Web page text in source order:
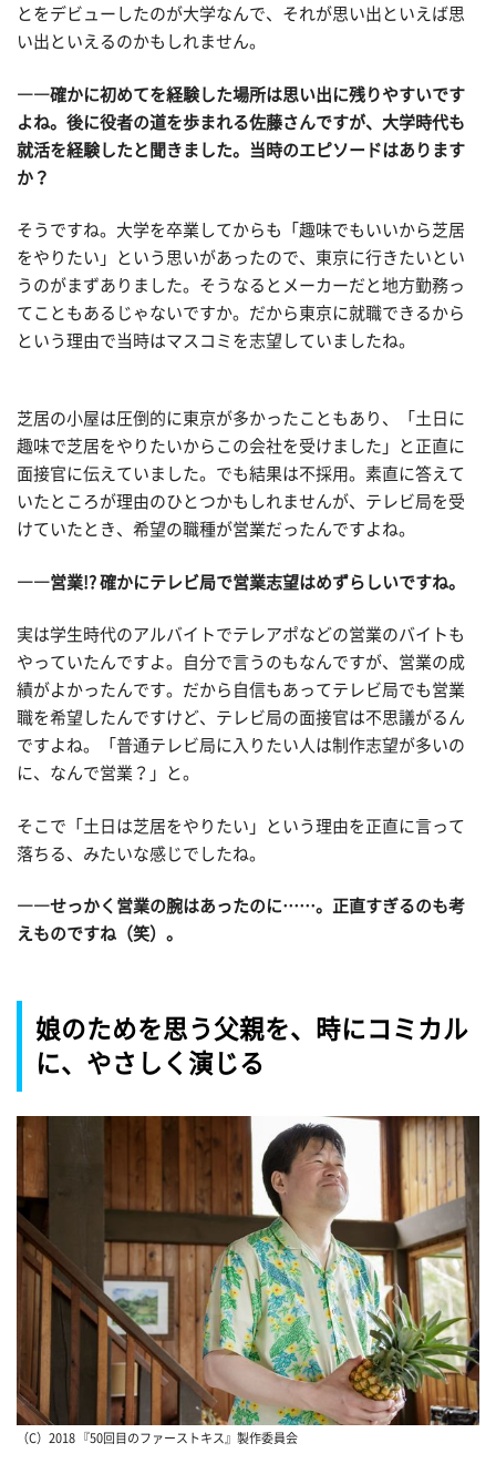
とをデビューしたのが大学なんで、それが思い出といえば思
い出といえるのかもしれません。
――確かに初めてを経験した場所は思い出に残りやすいです
よね。後に役者の道を歩まれる佐藤さんですが、大学時代も
就活を経験したと聞きました。当時のエピソードはあります
か？
そうですね。大学を卒業してからも「趣味でもいいから芝居
をやりたい」という思いがあったので、東京に行きたいとい
うのがまずありました。そうなるとメーカーだと地方勤務っ
てこともあるじゃないですか。だから東京に就職できるから
という理由で当時はマスコミを志望していましたね。
芝居の小屋は圧倒的に東京が多かったこともあり、「土日に
趣味で芝居をやりたいからこの会社を受けました」と正直に
面接官に伝えていました。でも結果は不採用。素直に答えて
いたところが理由のひとつかもしれませんが、テレビ局を受
けていたとき、希望の職種が営業だったんですよね。
――営業!? 確かにテレビ局で営業志望はめずらしいですね。
実は学生時代のアルバイトでテレアポなどの営業のバイトも
やっていたんですよ。自分で言うのもなんですが、営業の成
績がよかったんです。だから自信もあってテレビ局でも営業
職を希望したんですけど、テレビ局の面接官は不思議がるん
ですよね。「普通テレビ局に入りたい人は制作志望が多いの
に、なんで営業？」と。
そこで「土日は芝居をやりたい」という理由を正直に言って
落ちる、みたいな感じでしたね。
――せっかく営業の腕はあったのに……。正直すぎるのも考
えものですね（笑）。
娘のためを思う父親を、時にコミカル
に、やさしく演じる
（C）2018 『50回目のファーストキス』製作委員会